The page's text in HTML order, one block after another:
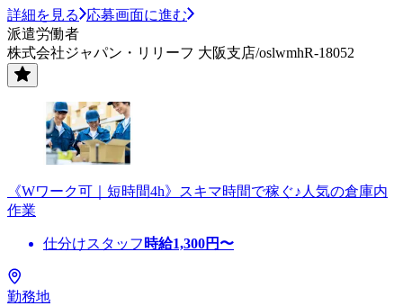
詳細を見る
応募画面に進む
派遣労働者
株式会社ジャパン・リリーフ 大阪支店/oslwmhR-18052
《Wワーク可｜短時間4h》スキマ時間で稼ぐ♪人気の倉庫内
作業
仕分けスタッフ 時給1,300円〜
勤務地